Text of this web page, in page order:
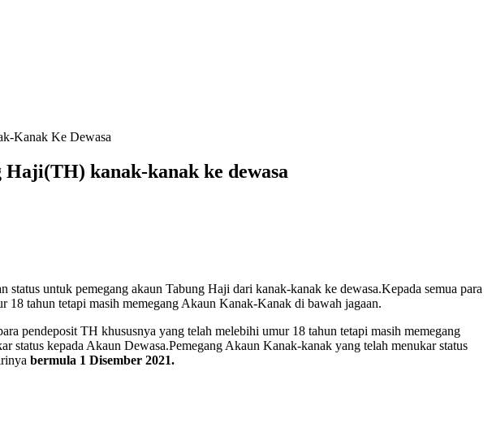
kanak-kanak ke dewasa
status untuk pemegang akaun Tabung Haji dari kanak-kanak ke dewasa.Kepada semua para
18 tahun tetapi masih memegang Akaun Kanak-Kanak di bawah jagaan.
pendeposit TH khususnya yang telah melebihi umur 18 tahun tetapi masih memegang
status kepada Akaun Dewasa.Pemegang Akaun Kanak-kanak yang telah menukar status
bermula 1 Disember 2021.